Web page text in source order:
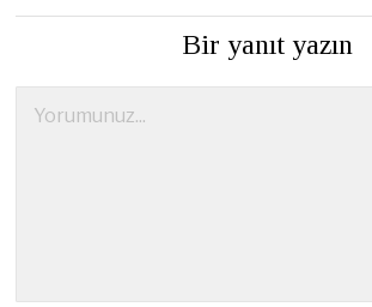
Bir yanıt yazın